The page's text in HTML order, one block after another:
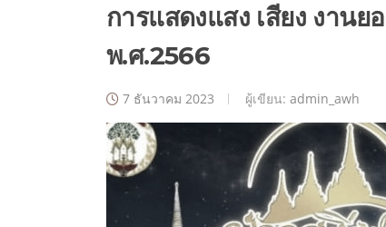
การแสดงแสง เสียง งาน
พ.ศ.2566
7 ธันวาคม 2023 ผู้เขียน: admin_awh